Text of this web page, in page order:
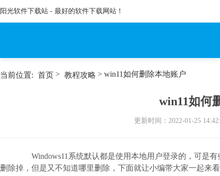
阳光软件下载站 - 最好的软件下载网站！
当前位置: 首页 > 教程攻略 > win11如何删除本地账户
win11如何
更新时间： 2022-01-25
Windows11系统默认都是使用本地用户登录的，可是有
删除掉，但是又不知道哪里删除，下面就让小编带大家一起来